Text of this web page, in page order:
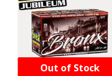
Out of Stock